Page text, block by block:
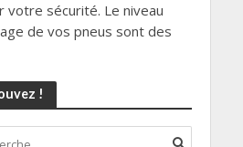
votre sécurité. Le niveau
de vos pneus sont des
!